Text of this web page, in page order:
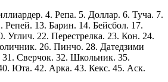
4. Репа. 5. Доллар. 6. Туча. 7.
13. Барин. 14. Бейсбол. 17.
Углич. 22. Перестрелка. 23. Кон. 24.
26. Пинчо. 28. Датедзими
31. Сверчок. 32. Школьник. 35.
Юта. 42. Арка. 43. Кекс. 45. Аск.